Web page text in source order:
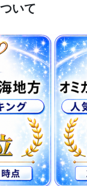
いて